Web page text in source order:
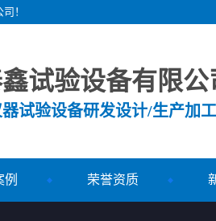
！
试验设备有限公
试验设备研发设计/生产加
例 荣誉资质